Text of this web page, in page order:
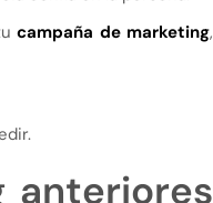
campaña de marketing,
anteriores